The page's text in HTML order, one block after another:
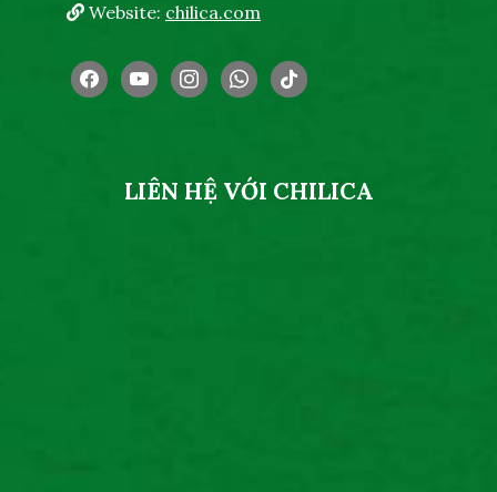
Website: chilica.com
facebookyoutubeinstagramwhatsapp
tiktok
LIÊN HỆ VỚI CHILICA